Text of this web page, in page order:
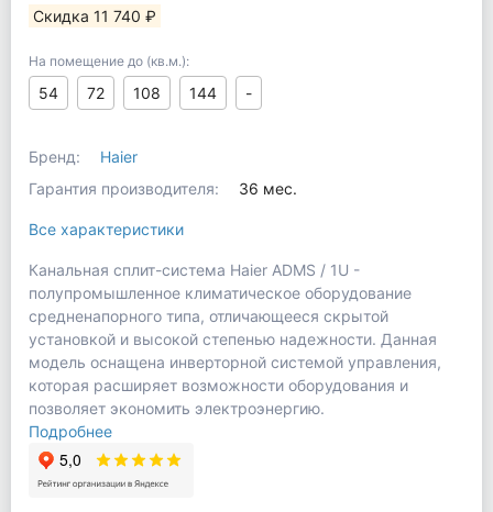
Скидка 11 740 ₽
На помещение до (кв.м.):
54 72 108 144 -
Бренд:
Haier
Гарантия производителя:
36 мес.
Все характеристики
Канальная сплит-система Haier ADMS / 1U -
полупромышленное климатическое оборудование
средненапорного типа, отличающееся скрытой
установкой и высокой степенью надежности. Данная
модель оснащена инверторной системой управления,
которая расширяет возможности оборудования и
позволяет экономить электроэнергию.
Подробнее